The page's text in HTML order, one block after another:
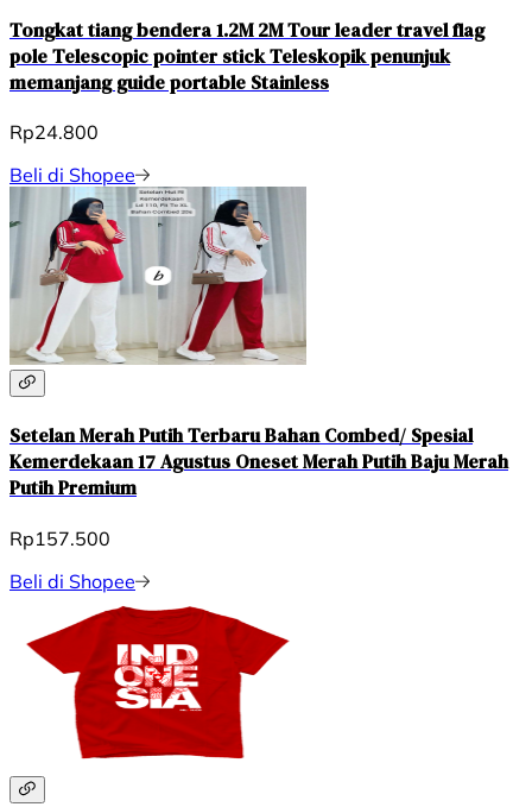
Tongkat tiang bendera 1.2M 2M Tour leader travel flag
pole Telescopic pointer stick Teleskopik penunjuk
memanjang guide portable Stainless
Rp24.800
Beli di Shopee
Setelan Merah Putih Terbaru Bahan Combed/ Spesial
Kemerdekaan 17 Agustus Oneset Merah Putih Baju Merah
Putih Premium
Rp157.500
Beli di Shopee